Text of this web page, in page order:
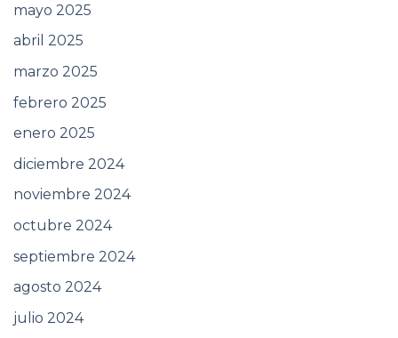
mayo 2025
abril 2025
marzo 2025
febrero 2025
enero 2025
diciembre 2024
noviembre 2024
octubre 2024
septiembre 2024
agosto 2024
julio 2024